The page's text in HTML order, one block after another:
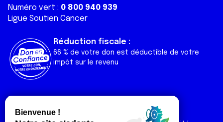
Numéro vert : 0 800 940 939
Ligue Soutien Cancer
Réduction fiscale :
66 % de votre don est déductible de votre
impôt sur le revenu
Liens utiles
Nos actualités